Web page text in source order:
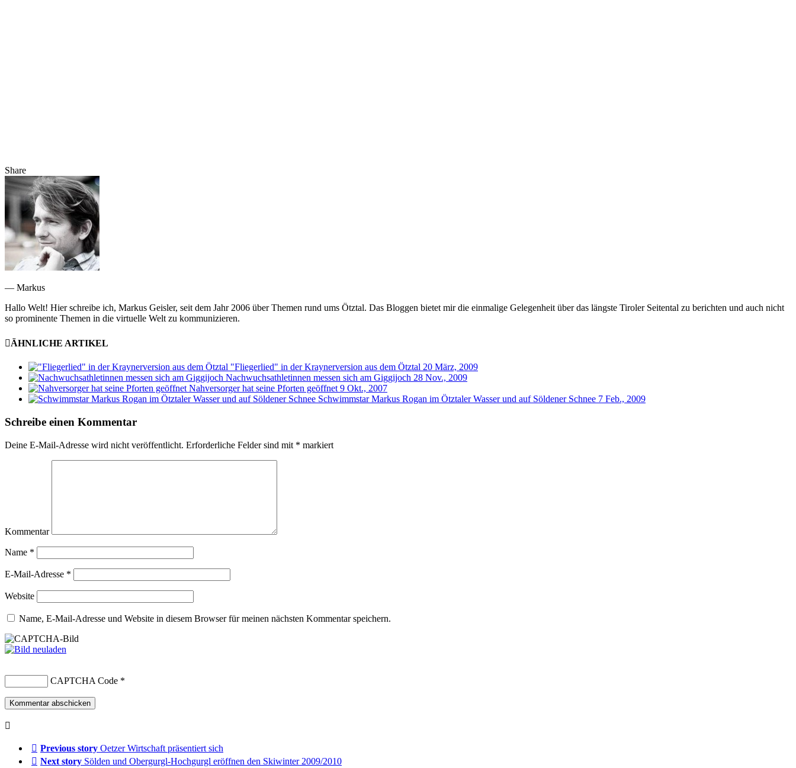
Share
— Markus
Hallo Welt! Hier schreibe ich, Markus Geisler, seit dem Jahr 2006 über Themen rund ums Ötztal. Das Bloggen bietet mir die einmalige Gelegenheit über das längste Tiroler Seitental zu berichten und auch nicht
so prominente Themen in die virtuelle Welt zu kommunizieren.
ÄHNLICHE ARTIKEL
"Fliegerlied" in der Kraynerversion aus dem Ötztal 20 März, 2009
Nachwuchsathletinnen messen sich am Giggijoch 28 Nov., 2009
Nahversorger hat seine Pforten geöffnet 9 Okt., 2007
Schwimmstar Markus Rogan im Ötztaler Wasser und auf Söldener Schnee 7 Feb., 2009
Schreibe einen Kommentar
Deine E-Mail-Adresse wird nicht veröffentlicht. Erforderliche Felder sind mit * markiert
Kommentar
Name *
E-Mail-Adresse *
Website
Name, E-Mail-Adresse und Website in diesem Browser für meinen nächsten Kommentar speichern.
CAPTCHA Code *
Previous story Oetzer Wirtschaft präsentiert sich
Next story Sölden und Obergurgl-Hochgurgl eröffnen den Skiwinter 2009/2010